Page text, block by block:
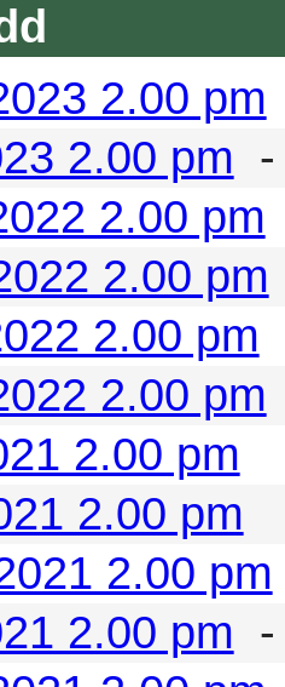
2.00 pm
2.00 pm
2.00 pm
2.00 pm
2.00 pm
2.00 pm
2.00 pm
2.00 pm
2.00 pm
2.00 pm